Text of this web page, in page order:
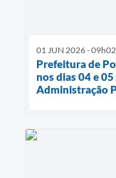
01 JUN 2026 - 09h02
Prefeitura de
nos dias 04 e
Administração